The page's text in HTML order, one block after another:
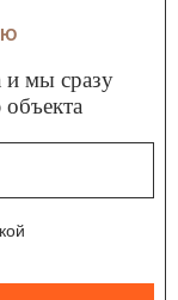
и мы сразу